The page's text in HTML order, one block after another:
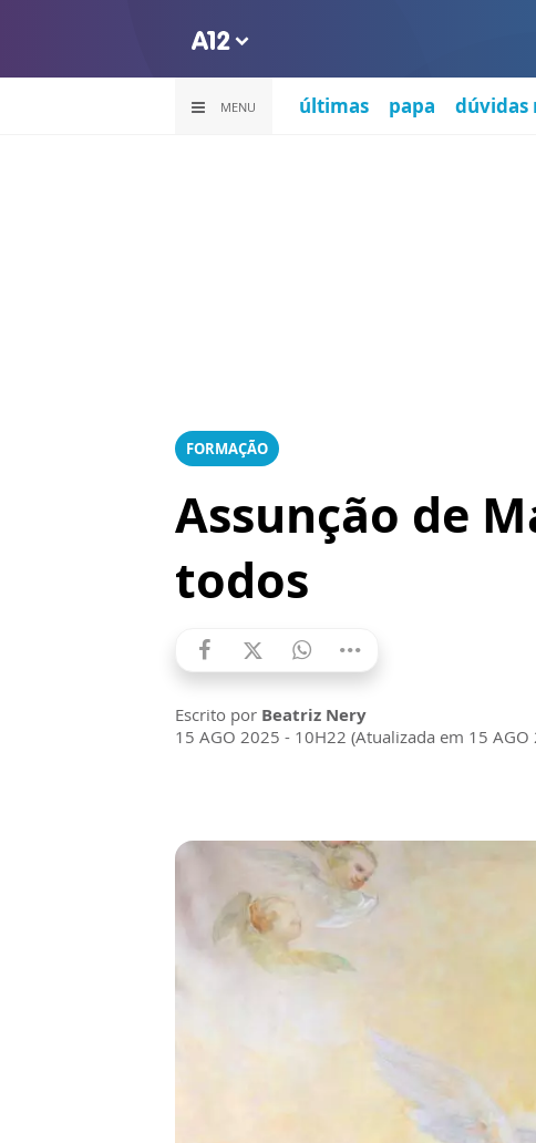
MENU últimas papa dúvidas
FORMAÇÃO
Assunção de
todos
Escrito por Beatriz Nery
15 AGO 2025 - 10H22 (Atualizada em 15